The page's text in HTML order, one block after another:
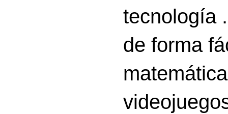
tecnología
de forma